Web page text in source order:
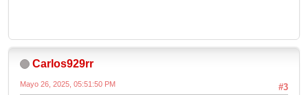
Carlos929rr
#3
Mayo 26, 2025, 05:51:50 PM